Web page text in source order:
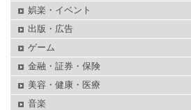
娯楽・イベント
出版・広告
ゲーム
金融・証券・保険
美容・健康・医療
音楽